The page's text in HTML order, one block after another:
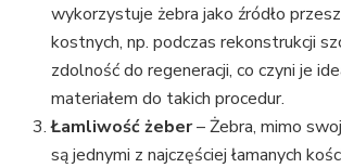
wykorzystuje żebra jako źródło
kostnych, np. podczas rekonstrukcji
zdolność do regeneracji, co czyni je
materiałem do takich procedur.
Łamliwość żeber– Żebra, mimo
są jednymi z najczęściej łamanych